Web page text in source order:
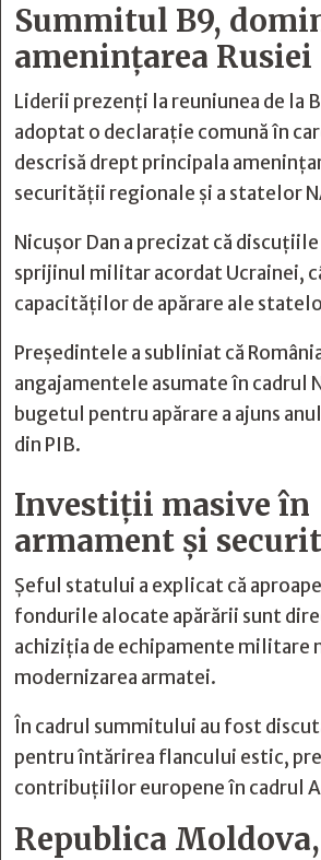
Summitul B9,
amenințarea Rusiei
Liderii prezenți la reuniunea de la
adoptat o declarație comună în
descrisă drept principala
securității regionale și a statelor
Nicușor Dan a precizat că
sprijinul militar acordat Ucrainei,
capacităților de apărare ale
Președintele a subliniat că
angajamentele asumate în cadrul
bugetul pentru apărare a ajuns
din PIB.
Investiții masive în
armament și
Șeful statului a explicat că
fondurile alocate apărării sunt
achiziția de echipamente militare
modernizarea armatei.
În cadrul summitului au fost
pentru întărirea flancului estic,
contribuțiilor europene în cadrul
Republica Moldova,